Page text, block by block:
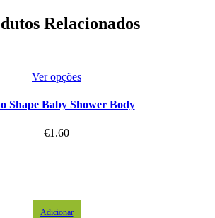
Relacionados
Ver opções
Shape Baby Shower Body
€1.60
Adicionar